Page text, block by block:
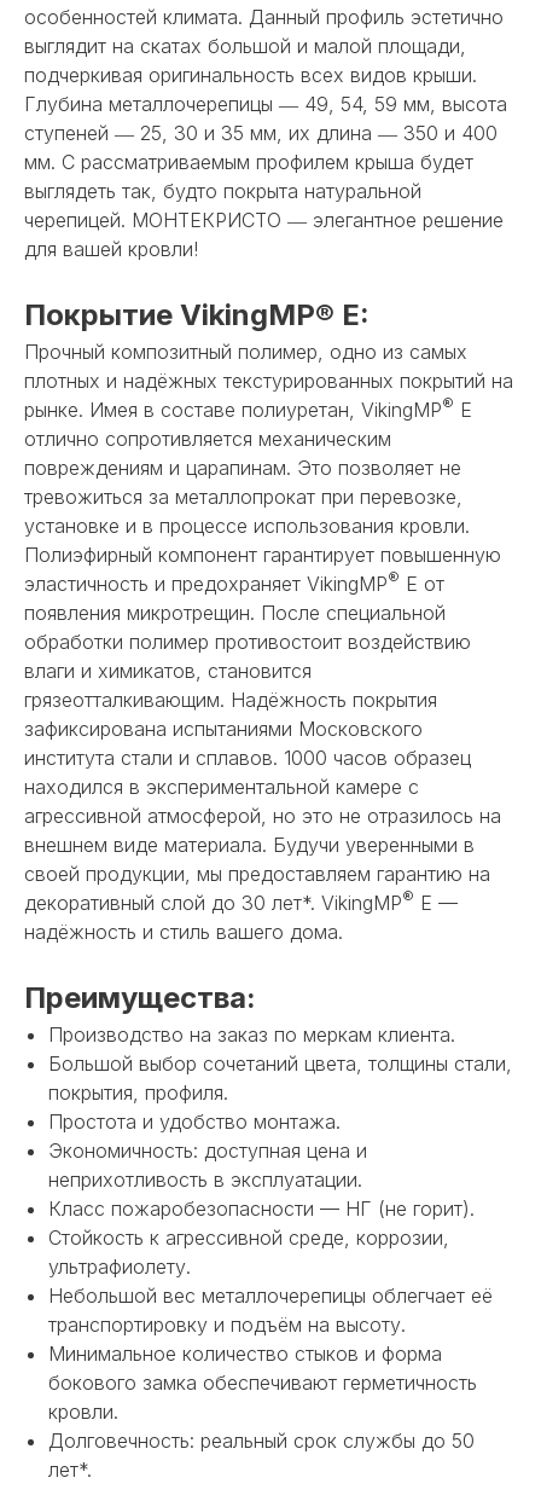
особенностей климата. Данный профиль эстетично
выглядит на скатах большой и малой площади,
подчеркивая оригинальность всех видов крыши.
Глубина металлочерепицы ― 49, 54, 59 мм, высота
ступеней ― 25, 30 и 35 мм, их длина ― 350 и 400
мм. С рассматриваемым профилем крыша будет
выглядеть так, будто покрыта натуральной
черепицей. МОНТЕКРИСТО ― элегантное решение
для вашей кровли!
Покрытие VikingMP® E:
Прочный композитный полимер, одно из самых
плотных и надёжных текстурированных покрытий на
рынке. Имея в составе полиуретан, VikingMP® E
отлично сопротивляется механическим
повреждениям и царапинам. Это позволяет не
тревожиться за металлопрокат при перевозке,
установке и в процессе использования кровли.
Полиэфирный компонент гарантирует повышенную
эластичность и предохраняет VikingMP® E от
появления микротрещин. После специальной
обработки полимер противостоит воздействию
влаги и химикатов, становится
грязеотталкивающим. Надёжность покрытия
зафиксирована испытаниями Московского
института стали и сплавов. 1000 часов образец
находился в экспериментальной камере с
агрессивной атмосферой, но это не отразилось на
внешнем виде материала. Будучи уверенными в
своей продукции, мы предоставляем гарантию на
декоративный слой до 30 лет*. VikingMP® E —
надёжность и стиль вашего дома.
Преимущества:
Производство на заказ по меркам клиента.
Большой выбор сочетаний цвета, толщины стали,
покрытия, профиля.
Простота и удобство монтажа.
Экономичность: доступная цена и
неприхотливость в эксплуатации.
Класс пожаробезопасности — НГ (не горит).
Стойкость к агрессивной среде, коррозии,
ультрафиолету.
Небольшой вес металлочерепицы облегчает её
транспортировку и подъём на высоту.
Минимальное количество стыков и форма
бокового замка обеспечивают герметичность
кровли.
Долговечность: реальный срок службы до 50
лет*.